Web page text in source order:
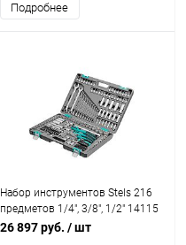
Подробнее
Набор инструментов Stels 216
предметов 1/4", 3/8", 1/2" 14115
26 897 руб. / шт